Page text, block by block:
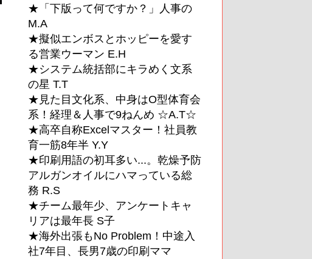
★「下版って何ですか？」人事の
M.A
★擬似エンボスとホッピーを愛す
る営業ウーマン E.H
★システム統括部にキラめく文系
の星 T.T
★見た目文化系、中身はO型体育会
系！経理＆人事で9ねんめ ☆A.T☆
★高卒自称Excelマスター！社員教
育一筋8年半 Y.Y
★印刷用語の初耳多い...。乾燥予防
アルガンオイルにハマっている総
務 R.S
★チーム最年少、アンケートキャ
リアは最年長 S子
★海外出張もNo Problem！中途入
社7年目、長男7歳の印刷ママ